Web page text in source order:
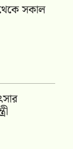
সকাল